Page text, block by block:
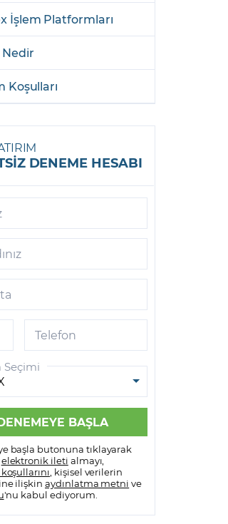
PETROL
YAKITI
FASULYESİ
İşlem Platformları
Nedir
Koşulları
DENEME HESABI
Telefon
Seçimi
başla butonuna tıklayarak
elektronik ileti almayı,
, kişisel verilerin
ilişkin aydınlatma metni ve
'nu kabul ediyorum.